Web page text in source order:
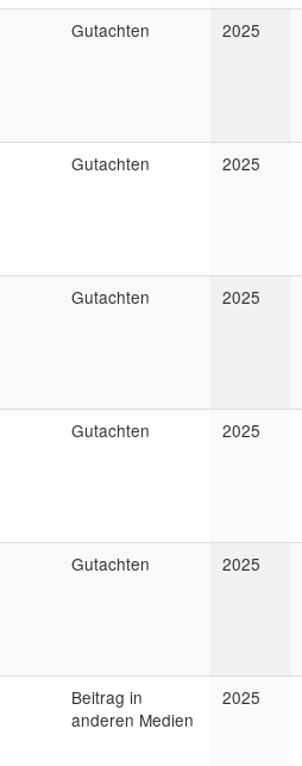
Gutachten 2025
Gutachten 2025
Gutachten 2025
Gutachten 2025
Gutachten 2025
Beitrag in
anderen Medien
2025